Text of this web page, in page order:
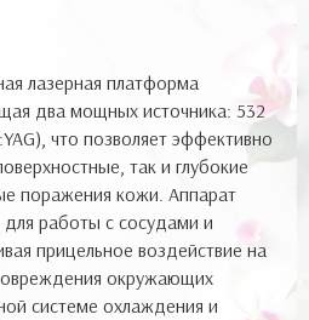
лазерная платформа
два мощных источника: 532
что позволяет эффективно
так и глубокие
поражения кожи. Аппарат
работы с сосудами и
прицельное воздействие на
окружающих
системе охлаждения и